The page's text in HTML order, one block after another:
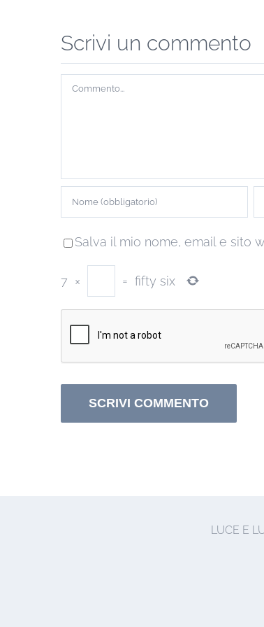
Scrivi un commento
Commento
Salva il mio nome, email e sito
7 × = fifty six
LUCE E